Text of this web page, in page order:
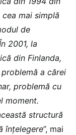
cea mai simplă
de
2001, la
din Finlanda,
a cărei
problemă cu
moment.
structură
înțelegere”, mai